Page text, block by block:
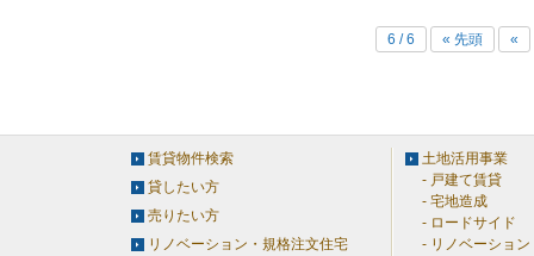
6 / 6 « 先頭 «
賃貸物件検索
貸したい方
売りたい方
リノベーション・規格注文住宅
土地活用事業
戸建て賃貸
宅地造成
ロードサイド
リノベーション